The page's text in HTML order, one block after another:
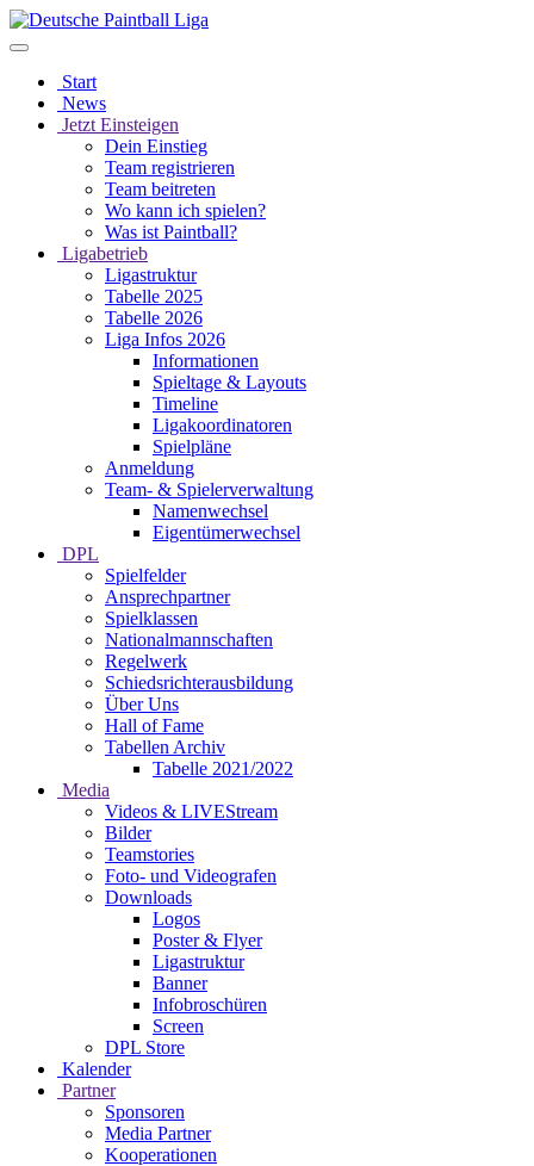
Start
News
Jetzt Einsteigen
Dein Einstieg
Team registrieren
Team beitreten
Wo kann ich spielen?
Was ist Paintball?
Ligabetrieb
Ligastruktur
Tabelle 2025
Tabelle 2026
Liga Infos 2026
Informationen
Spieltage & Layouts
Timeline
Ligakoordinatoren
Spielpläne
Anmeldung
Team- & Spielerverwaltung
Namenwechsel
Eigentümerwechsel
DPL
Spielfelder
Ansprechpartner
Spielklassen
Nationalmannschaften
Regelwerk
Schiedsrichterausbildung
Über Uns
Hall of Fame
Tabellen Archiv
Tabelle 2021/2022
Media
Videos & LIVEStream
Bilder
Teamstories
Foto- und Videografen
Downloads
Logos
Poster & Flyer
Ligastruktur
Banner
Infobroschüren
Screen
DPL Store
Kalender
Partner
Sponsoren
Media Partner
Kooperationen